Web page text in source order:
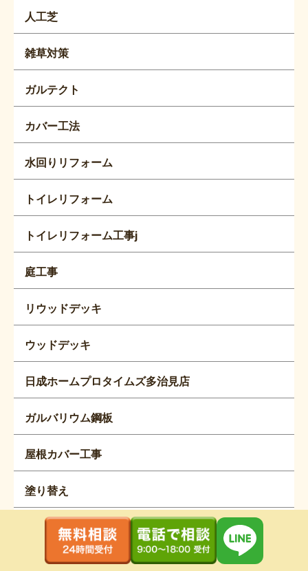
人工芝
雑草対策
ガルテクト
カバー工法
水回りリフォーム
トイレリフォーム
トイレリフォーム工事j
庭工事
リウッドデッキ
ウッドデッキ
日成ホームプロタイムズ多治見店
ガルバリウム鋼板
屋根カバー工事
塗り替え
マンション
波板交換